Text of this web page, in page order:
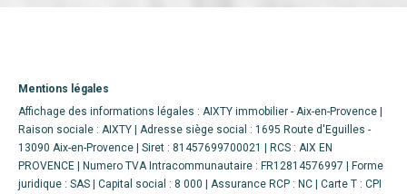
Mentions légales
Affichage des informations légales : AIXTY immobilier - Aix-en-Provence |
Raison sociale : AIXTY | Adresse siège social : 1695 Route d'Eguilles -
13090 Aix-en-Provence | Siret : 81457699700021 | RCS : AIX EN
PROVENCE | Numero TVA Intracommunautaire : FR12814576997 | Forme
juridique : SAS | Capital social : 8 000 | Assurance RCP : NC | Carte T : CPI